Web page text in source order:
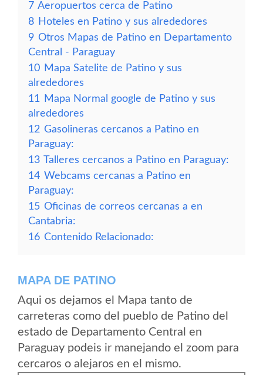
7 Aeropuertos cerca de Patino
8 Hoteles en Patino y sus alrededores
9 Otros Mapas de Patino en Departamento
Central - Paraguay
10 Mapa Satelite de Patino y sus
alrededores
11
Mapa Normal google de Patino y sus
alrededores
12 Gasolineras cercanos a Patino en
Paraguay:
13 Talleres cercanos a Patino en Paraguay:
14 Webcams cercanas a Patino en
Paraguay:
15 Oficinas de correos cercanas a en
Cantabria:
16 Contenido Relacionado:
MAPA DE PATINO
Aqui os dejamos el Mapa tanto de
carreteras como del pueblo de Patino del
estado de Departamento Central en
Paraguay podeis ir manejando el zoom para
cercaros o alejaros en el mismo.